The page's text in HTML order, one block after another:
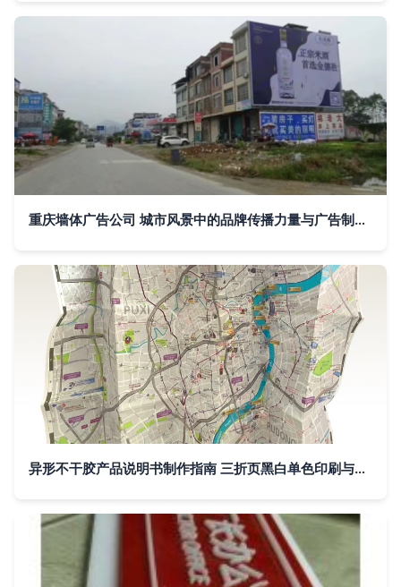
重庆墙体广告公司 城市风景中的品牌传播力量与广告制作艺术
异形不干胶产品说明书制作指南 三折页黑白单色印刷与工厂品牌管理